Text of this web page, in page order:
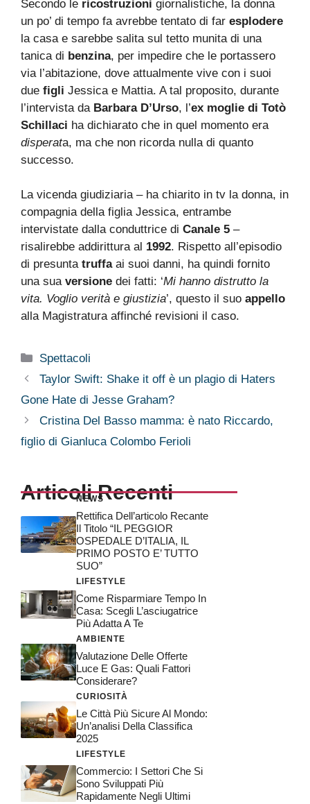
Secondo le ricostruzioni giornalistiche, la donna
un po’ di tempo fa avrebbe tentato di far esplodere
la casa e sarebbe salita sul tetto munita di una
tanica di benzina, per impedire che le portassero
via l’abitazione, dove attualmente vive con i suoi
due figli Jessica e Mattia. A tal proposito, durante
l’intervista da Barbara D’Urso, l’ex moglie di Totò
Schillaci ha dichiarato che in quel momento era
disperata, ma che non ricorda nulla di quanto
successo.
La vicenda giudiziaria – ha chiarito in tv la donna, in
compagnia della figlia Jessica, entrambe
intervistate dalla conduttrice di Canale 5 –
risalirebbe addirittura al 1992. Rispetto all’episodio
di presunta truffaai suoi danni, ha quindi fornito
una sua versione dei fatti: ‘Mi hanno distrutto la
vita. Voglio verità e giustizia’, questo il suo appello
alla Magistratura affinché revisioni il caso.
Categorie
Spettacoli
Taylor Swift: Shake it off è un plagio di Haters
Gone Hate di Jesse Graham?
Cristina Del Basso mamma: è nato Riccardo,
figlio di Gianluca Colombo Ferioli
Articoli Recenti
NEWS
Rettifica Dell’articolo Recante
Il Titolo “IL PEGGIOR
OSPEDALE D’ITALIA, IL
PRIMO POSTO E’ TUTTO
SUO”
LIFESTYLE
Come Risparmiare Tempo In
Casa: Scegli L’asciugatrice
Più Adatta A Te
AMBIENTE
Valutazione Delle Offerte
Luce E Gas: Quali Fattori
Considerare?
CURIOSITÀ
Le Città Più Sicure Al Mondo:
Un’analisi Della Classifica
2025
LIFESTYLE
Commercio: I Settori Che Si
Sono Sviluppati Più
Rapidamente Negli Ultimi